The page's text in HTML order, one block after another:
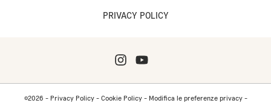
PRIVACY POLICY
©2026 - Privacy Policy- Cookie Policy- Modifica le preferenze privacy-